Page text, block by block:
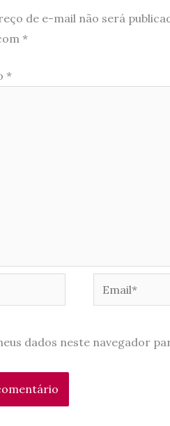
de e-mail não será
*
*
dados neste navegador